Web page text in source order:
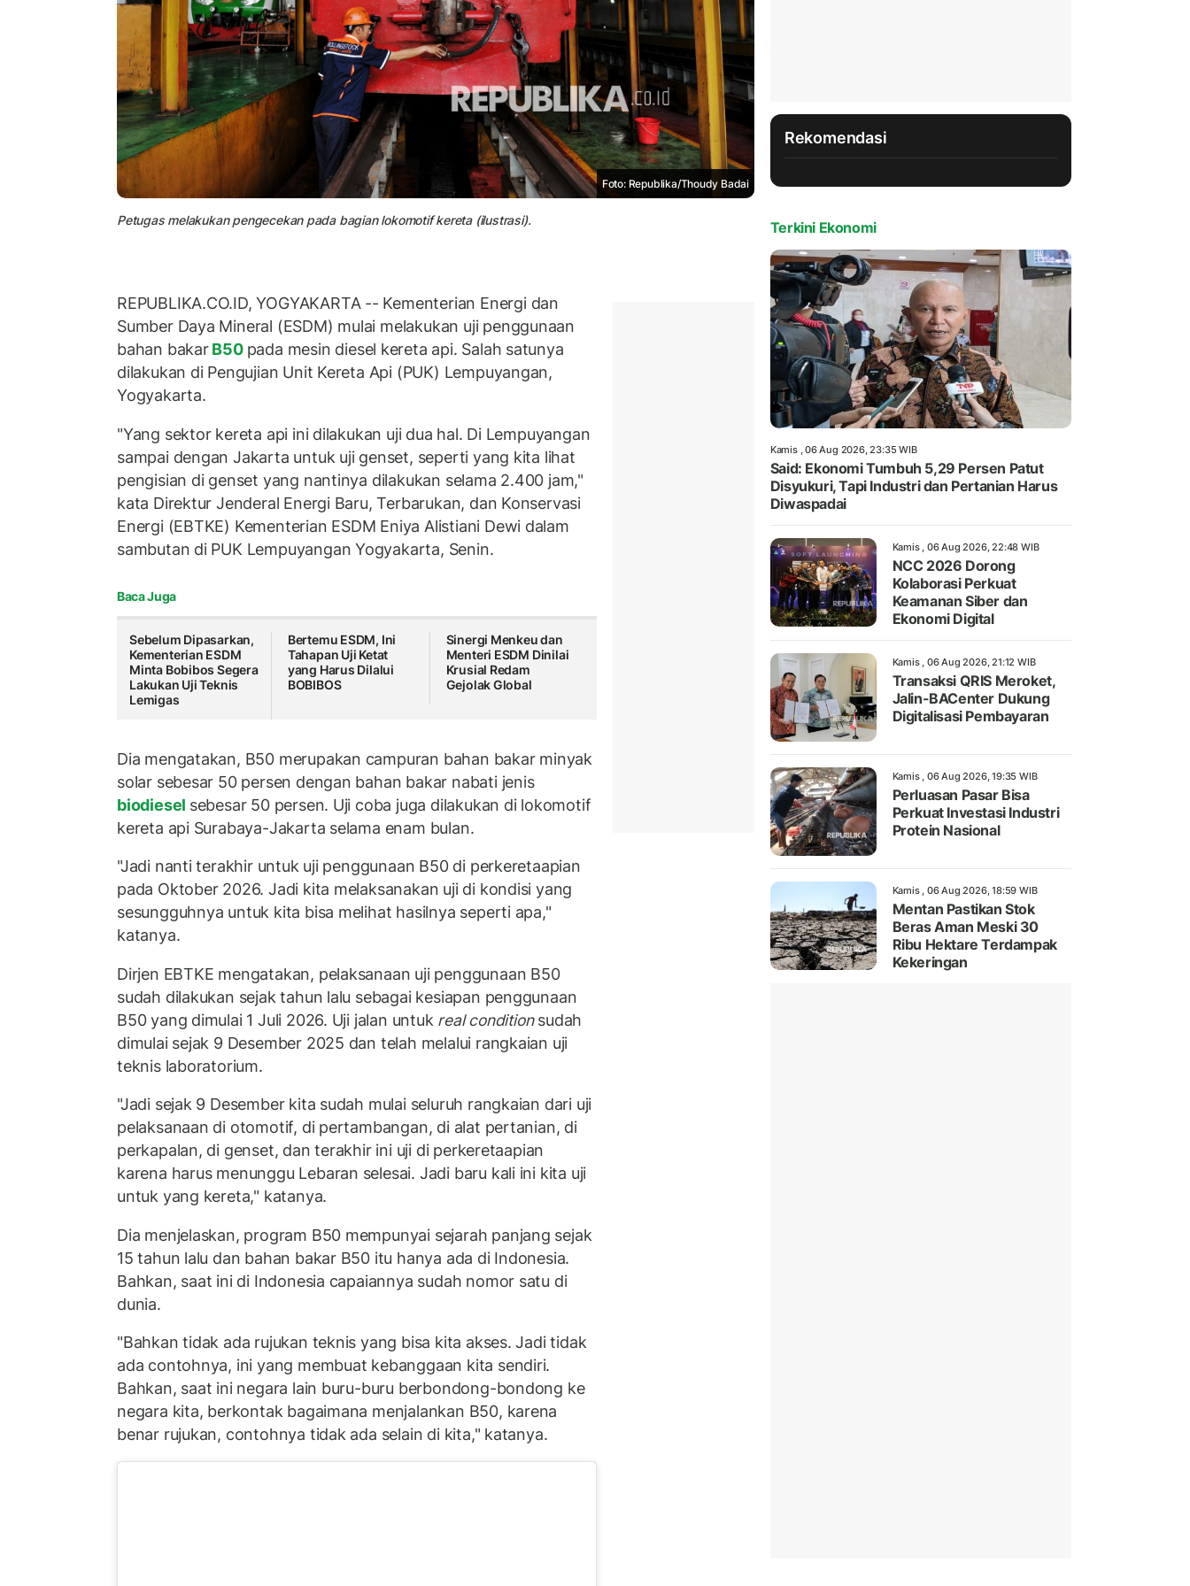
Foto: Republika/Thoudy Badai
Petugas melakukan pengecekan pada bagian lokomotif kereta (ilustrasi).
REPUBLIKA.CO.ID, YOGYAKARTA -- Kementerian Energi dan
Sumber Daya Mineral (ESDM) mulai melakukan uji penggunaan
bahan bakarB50 pada mesin diesel kereta api. Salah satunya
dilakukan di Pengujian Unit Kereta Api (PUK) Lempuyangan,
Yogyakarta.
"Yang sektor kereta api ini dilakukan uji dua hal. Di Lempuyangan
sampai dengan Jakarta untuk uji genset, seperti yang kita lihat
pengisian di genset yang nantinya dilakukan selama 2.400 jam,"
kata Direktur Jenderal Energi Baru, Terbarukan, dan Konservasi
Energi (EBTKE) Kementerian ESDM Eniya Alistiani Dewi dalam
sambutan di PUK Lempuyangan Yogyakarta, Senin.
Baca Juga
Sebelum Dipasarkan,
Kementerian ESDM
Minta Bobibos Segera
Lakukan Uji Teknis
Lemigas
Bertemu ESDM, Ini
Tahapan Uji Ketat
yang Harus Dilalui
BOBIBOS
Sinergi Menkeu dan
Menteri ESDM Dinilai
Krusial Redam
Gejolak Global
Dia mengatakan, B50 merupakan campuran bahan bakar minyak
solar sebesar 50 persen dengan bahan bakar nabati jenis
biodiesel sebesar 50 persen. Uji coba juga dilakukan di lokomotif
kereta api Surabaya-Jakarta selama enam bulan.
"Jadi nanti terakhir untuk uji penggunaan B50 di perkeretaapian
pada Oktober 2026. Jadi kita melaksanakan uji di kondisi yang
sesungguhnya untuk kita bisa melihat hasilnya seperti apa,"
katanya.
Dirjen EBTKE mengatakan, pelaksanaan uji penggunaan B50
sudah dilakukan sejak tahun lalu sebagai kesiapan penggunaan
B50 yang dimulai 1 Juli 2026. Uji jalan untuk real conditionsudah
dimulai sejak 9 Desember 2025 dan telah melalui rangkaian uji
teknis laboratorium.
"Jadi sejak 9 Desember kita sudah mulai seluruh rangkaian dari uji
pelaksanaan di otomotif, di pertambangan, di alat pertanian, di
perkapalan, di genset, dan terakhir ini uji di perkeretaapian
karena harus menunggu Lebaran selesai. Jadi baru kali ini kita uji
untuk yang kereta," katanya.
Dia menjelaskan, program B50 mempunyai sejarah panjang sejak
15 tahun lalu dan bahan bakar B50 itu hanya ada di Indonesia.
Bahkan, saat ini di Indonesia capaiannya sudah nomor satu di
dunia.
"Bahkan tidak ada rujukan teknis yang bisa kita akses. Jadi tidak
ada contohnya, ini yang membuat kebanggaan kita sendiri.
Bahkan, saat ini negara lain buru-buru berbondong-bondong ke
negara kita, berkontak bagaimana menjalankan B50, karena
benar rujukan, contohnya tidak ada selain di kita," katanya.
Rekomendasi
Terkini Ekonomi
Kamis , 06 Aug 2026, 23:35 WIB
Said: Ekonomi Tumbuh 5,29 Persen Patut
Disyukuri, Tapi Industri dan Pertanian Harus
Diwaspadai
Kamis , 06 Aug 2026, 22:48 WIB
NCC 2026 Dorong
Kolaborasi Perkuat
Keamanan Siber dan
Ekonomi Digital
Kamis , 06 Aug 2026, 21:12 WIB
Transaksi QRIS Meroket,
Jalin-BACenter Dukung
Digitalisasi Pembayaran
Kamis , 06 Aug 2026, 19:35 WIB
Perluasan Pasar Bisa
Perkuat Investasi Industri
Protein Nasional
Kamis , 06 Aug 2026, 18:59 WIB
Mentan Pastikan Stok
Beras Aman Meski 30
Ribu Hektare Terdampak
Kekeringan